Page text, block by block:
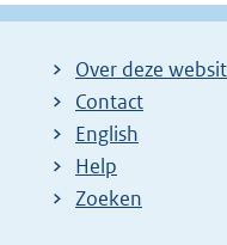
Over deze
Contact
English
Help
Zoeken